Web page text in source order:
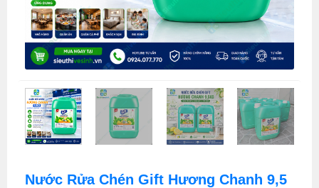
Nước Rửa Chén Gift Hương Chanh 9,5